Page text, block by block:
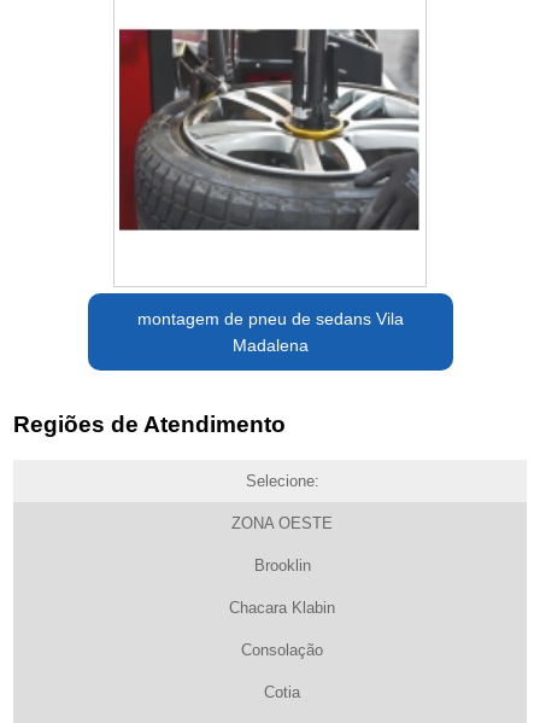
montagem de pneu de sedans Vila
Madalena
Regiões de Atendimento
Selecione:
ZONA OESTE
Brooklin
Chacara Klabin
Consolação
Cotia